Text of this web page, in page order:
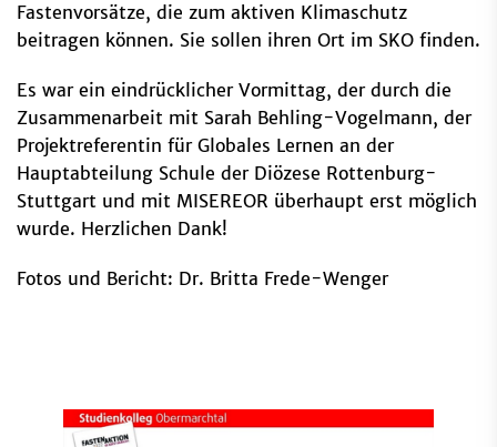
Fastenvorsätze, die zum aktiven Klimaschutz
beitragen können. Sie sollen ihren Ort im SKO finden.
Es war ein eindrücklicher Vormittag, der durch die
Zusammenarbeit mit Sarah Behling-Vogelmann, der
Projektreferentin für Globales Lernen an der
Hauptabteilung Schule der Diözese Rottenburg-
Stuttgart und mit MISEREOR überhaupt erst möglich
wurde. Herzlichen Dank!
Fotos und Bericht: Dr. Britta Frede-Wenger